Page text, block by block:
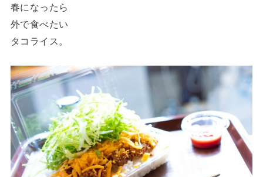
春になったら
外で食べたい
タコライス。